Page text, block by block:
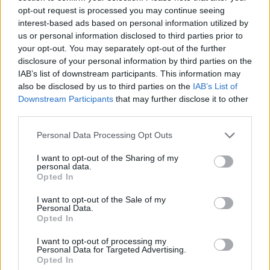
opt-out request is processed you may continue seeing
interest-based ads based on personal information utilized by
us or personal information disclosed to third parties prior to
your opt-out. You may separately opt-out of the further
disclosure of your personal information by third parties on the
IAB’s list of downstream participants. This information may
also be disclosed by us to third parties on the IAB’s List of
Downstream Participants that may further disclose it to other
Personal Data Processing Opt Outs
I want to opt-out of the Sharing of my
personal data.
Opted In
I want to opt-out of the Sale of my
Personal Data.
Opted In
I want to opt-out of processing my
Personal Data for Targeted Advertising.
Opted In
Lexapro (509)
Depressie - antidepressiva SSRI
Concerta (503)
ADHD - psychostimulantia
Amlodipine (493)
Bloeddruk - calciumantagonisten
Dexamfetamine (446)
Euthyrox (436)
Schildklier - hypothyroidie (traagwerkend)
De reviews op deze pagina zijn door de gebruikers